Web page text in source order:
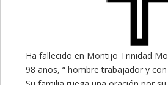
Ha fallecido en Montijo Trinidad
98 años, “ hombre trabajador y